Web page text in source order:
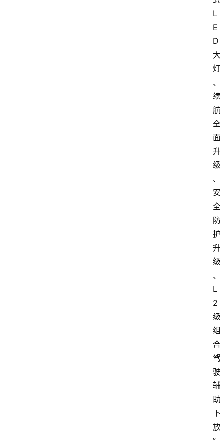
L
E
D
大
灯
、
续
航
全
面
升
级
、
安
全
防
护
升
级
、
L
2
级
组
合
驾
驶
辅
助
下
放